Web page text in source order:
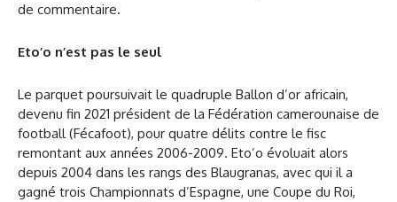
de commentaire.
Eto’o n’est pas le seul
Le parquet poursuivait le quadruple Ballon d’or africain,
devenu fin 2021 président de la Fédération camerounaise de
football (Fécafoot), pour quatre délits contre le fisc
remontant aux années 2006-2009. Eto’o évoluait alors
depuis 2004 dans les rangs des Blaugranas, avec qui il a
gagné trois Championnats d’Espagne, une Coupe du Roi,